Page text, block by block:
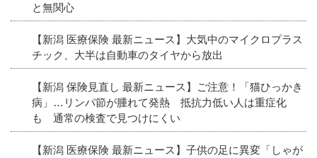
と無関心
【新潟 医療保険 最新ニュース】大気中のマイクロプラス
チック、大半は自動車のタイヤから放出
【新潟 保険見直し 最新ニュース】ご注意！「猫ひっかき
病」…リンパ節が腫れて発熱 抵抗力低い人は重症化
も 通常の検査で見つけにくい
【新潟 医療保険 最新ニュース】子供の足に異変「しゃが